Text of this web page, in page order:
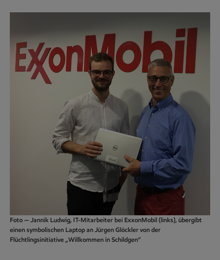
Foto — Jannik Ludwig, IT-Mitarbeiter bei ExxonMobil (links), übergibt
einen symbolischen Laptop an Jürgen Glöckler von der
Flüchtlingsinitiative „Willkommen in Schildgen“